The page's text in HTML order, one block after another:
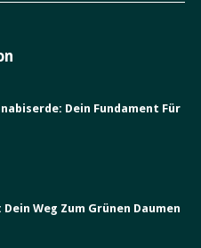
Dein Fundament Für
Dein Weg Zum Grünen Daumen